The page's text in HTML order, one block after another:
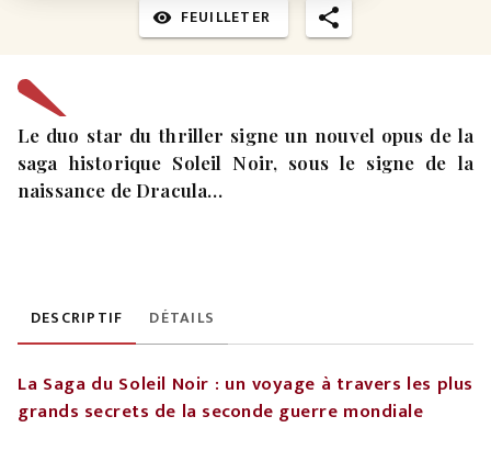
visibility FEUILLETER
Le duo star du thriller signe un nouvel opus de la
saga historique Soleil Noir, sous le signe de la
naissance de Dracula…
DESCRIPTIF DÉTAILS
La Saga du Soleil Noir : un voyage à travers les plus
grands secrets de la seconde guerre mondiale